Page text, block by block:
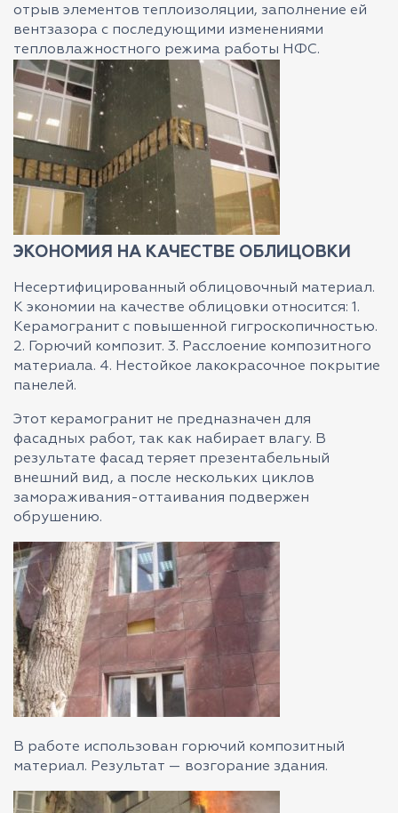
отрыв элементов теплоизоляции, заполнение ей
вентзазора с последующими изменениями
тепловлажностного режима работы НФС.
ЭКОНОМИЯ НА КАЧЕСТВЕ ОБЛИЦОВКИ
Несертифицированный облицовочный материал.
К экономии на качестве облицовки относится: 1.
Керамогранит с повышенной гигроскопичностью.
2. Горючий композит. 3. Расслоение композитного
материала. 4. Нестойкое лакокрасочное покрытие
панелей.
Этот керамогранит не предназначен для
фасадных работ, так как набирает влагу. В
результате фасад теряет презентабельный
внешний вид, а после нескольких циклов
замораживания-оттаивания подвержен
обрушению.
В работе использован горючий композитный
материал. Результат — возгорание здания.